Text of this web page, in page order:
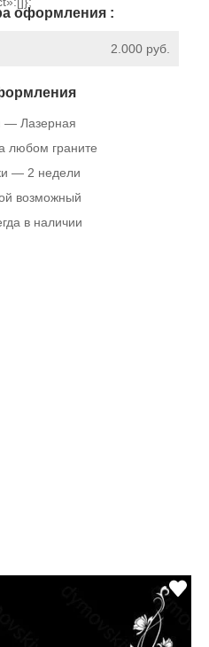
оформления :
2.000 руб.
— Лазерная
любом граните
— 2 недели
возможный
в наличии